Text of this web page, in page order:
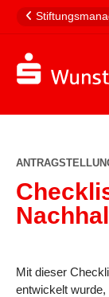
Mit dieser
entwickelt